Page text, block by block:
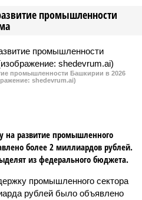
промышленности
промышленности Башкирии в 2026
shedevrum.ai)
на развитие промышленного
более 2 миллиардов рублей.
из федерального бюджета.
промышленного сектора
рублей было объявлено